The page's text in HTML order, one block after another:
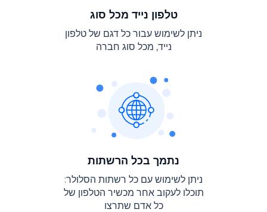
טלפון נייד מכל סוג
ניתן לשימוש עבור כל דגם של טלפון
נייד, מכל סוג חברה
נתמך בכל הרשתות
ניתן לשימוש עם כל רשתות הסלולר:
תוכלו לעקוב אחר מכשיר הטלפון של
כל אדם שתרצו